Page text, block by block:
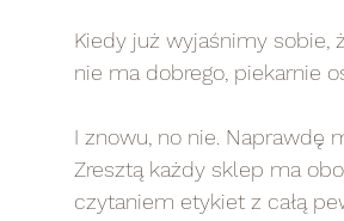
Kiedy już wyjaśnimy sobie,
nie ma dobrego, piekarnie
I znowu, no nie. Naprawdę
Zresztą każdy sklep ma
czytaniem etykiet z całą